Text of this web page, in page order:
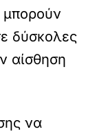
μπορούν
δύσκολες
αίσθηση
να